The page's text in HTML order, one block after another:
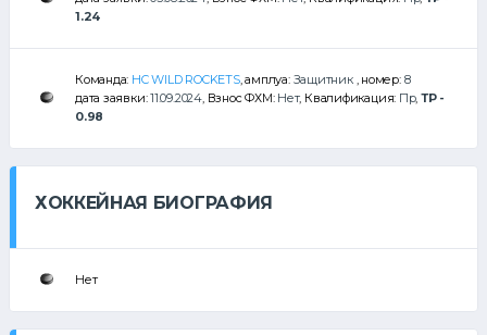
1.24
Команда: HC WILD ROCKETS, амплуа: Защитник, номер: 8
дата заявки:11.09.2024, Взнос ФХМ: Нет, Квалификация: Пр,ТР -
0.98
ХОККЕЙНАЯ БИОГРАФИЯ
Нет